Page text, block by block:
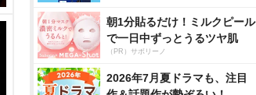
朝1分貼るだけ！ミルクピール
で一日中ずっとうるツヤ肌
（PR）サボリーノ
2026年7月夏ドラマも、注目